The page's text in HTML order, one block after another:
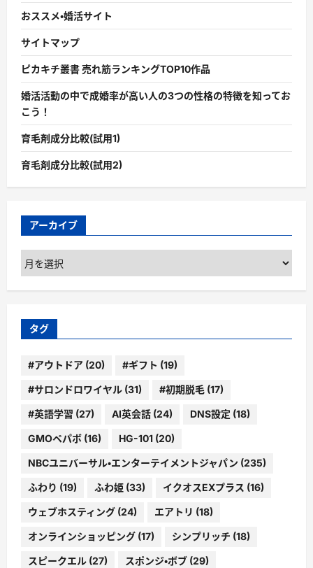
おススメ・婚活サイト
サイトマップ
ピカキチ叢書 売れ筋ランキングTOP10作品
婚活活動の中で成婚率が高い人の3つの性格の特徴を知ってお
こう！
育毛剤成分比較(試用1)
育毛剤成分比較(試用2)
アーカイブ
ア
ー
カ
ブ
タグ
#アウトドア (20) #ギフト (19)
#サロンドロワイヤル (31) #初期脱毛 (17)
#英語学習 (27) AI英会話 (24) DNS設定 (18)
GMOペパボ (16) HG-101 (20)
NBCユニバーサル・エンターテイメントジャパン (235)
ふわり (19) ふわ姫 (33) イクオスEXプラス (16)
ウェブホスティング (24) エアトリ (18)
オンラインショッピング (17) シンプリッチ (18)
スピークエル (27) スポンジ・ボブ (29)